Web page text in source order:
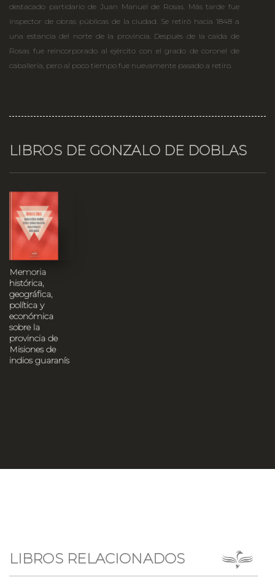
destacado partidario de Juan Manuel de Rosas. Más tarde fue
inspector de obras públicas de la ciudad. Se retiró hacia 1848 a
una estancia del norte de la provincia. Después de la caída de
Rosas fue reincorporado al ejército con el grado de coronel de
caballería, pero al poco tiempo fue nuevamente pasado a retiro.
LIBROS DE GONZALO DE DOBLAS
Memoria
histórica,
geográfica,
política y
económica
sobre la
provincia de
Misiones de
indios guaranís
LIBROS RELACIONADOS